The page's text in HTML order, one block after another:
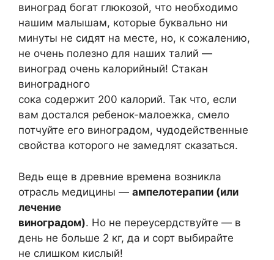
виноград богат глюкозой, что необходимо
нашим малышам, которые буквально ни
минуты не сидят на месте, но, к сожалению,
не очень полезно для наших талий —
виноград очень калорийный! Стакан
виноградного
сока содержит 200 калорий. Так что, если
вам достался ребенок-малоежка, смело
потчуйте его виноградом, чудодейственные
свойства которого не замедлят сказаться.
Ведь еще в древние времена возникла
отрасль медицины — ампелотерапии (или
лечение
виноградом). Но не переусердствуйте — в
день не больше 2 кг, да и сорт выбирайте
не слишком кислый!